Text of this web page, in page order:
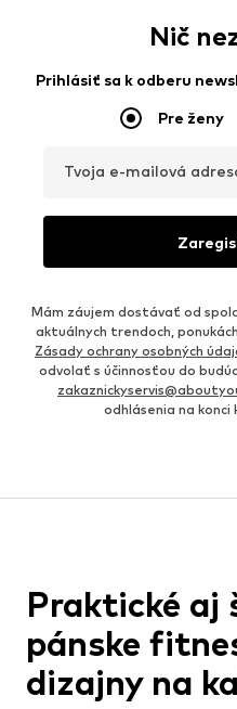
Nič
Prihlásiť sa k odberu
Pre ženy
Tvoja e-mailová
Mám záujem dostávať od
aktuálnych trendoch,
Zásady ochrany osobných
odvolať s účinnosťou do
odhlásenia na
Praktické aj
pánske
dizajny na